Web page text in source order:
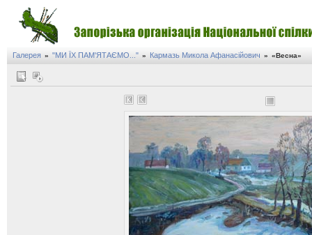
Галерея » "МИ ЇХ ПАМ'ЯТАЄМО..." » Кармазь Микола Афанасійович » «Весна»